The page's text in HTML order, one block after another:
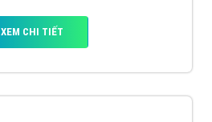
XEM CHI TIẾT